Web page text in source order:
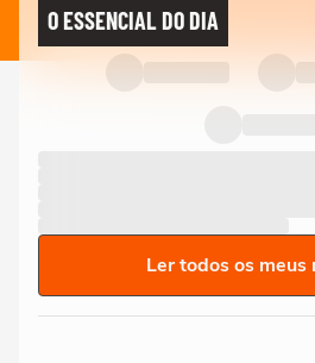
O ESSENCIAL DO DIA
Ler todos os meus